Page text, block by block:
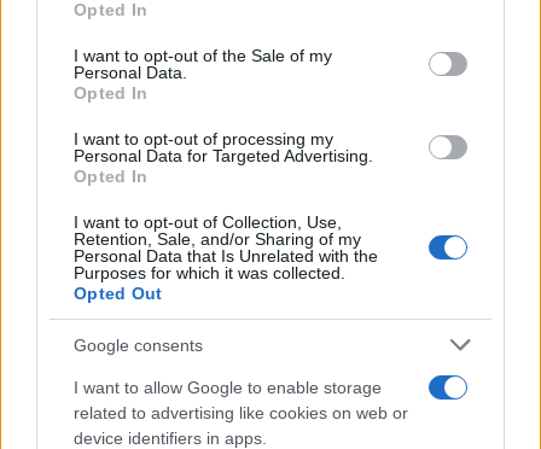
Opted In
I want to opt-out of the Sale of my
Personal Data.
Opted In
I want to opt-out of processing my
Personal Data for Targeted Advertising.
Opted In
I want to opt-out of Collection, Use,
Retention, Sale, and/or Sharing of my
Personal Data that Is Unrelated with the
Purposes for which it was collected.
Opted Out
Google consents
I want to allow Google to enable storage
related to advertising like cookies on web or
device identifiers in apps.
À lire également :
Stade Toulousain : "Je suis fier de
l'équipe," les réactions à chaud
d'Antoine Dupont et d'Anthony Jelonch
après Pau
Propos rapportés par
AjouterRugbyToulouse.com
à vos sources préférées